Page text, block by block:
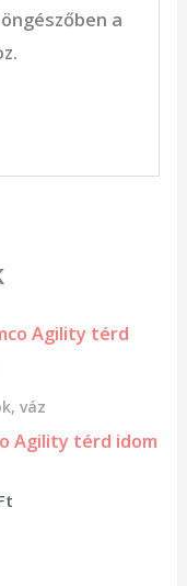
a
váz
Agility térd idom